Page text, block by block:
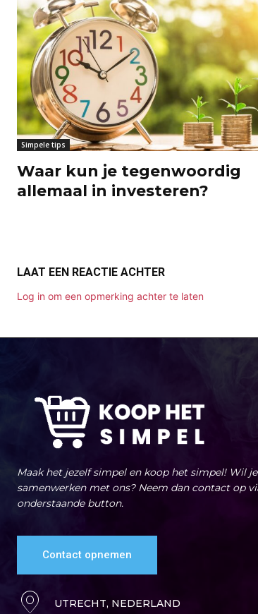
Simpele tips
Waar kun je tegenwoordig
allemaal in investeren?
LAAT EEN REACTIE ACHTER
Log in om een opmerking achter te laten
Maak het jezelf simpel en koop het simpel! Wil je
samenwerken met ons? Neem dan contact op
onderstaande button.
Contact opnemen
UTRECHT, NEDERLAND